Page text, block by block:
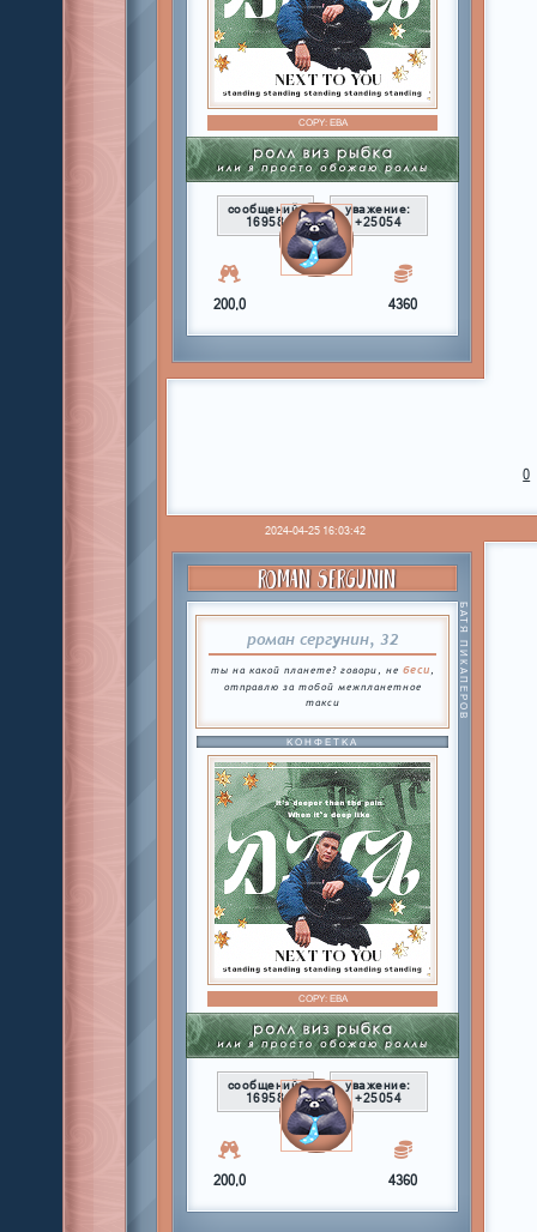
COPY:ЕВА
сообщений:
16958
уважение:
+25054
200,0 4360
0
2024-04-25 16:03:42
ROMAN SERGUNIN
роман сергунин, 32
ты на какой планете? говори, не беси,
отправлю за тобой межпланетное
такси
БАТЯ ПИКАПЕРОВ
КОНФЕТКА
COPY:ЕВА
сообщений:
16958
уважение:
+25054
200,0 4360